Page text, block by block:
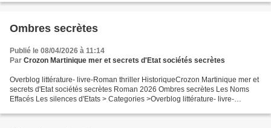
Ombres secrètes
Publié le 08/04/2026 à 11:14
Par Crozon Martinique mer et secrets d'Etat sociétés secrètes
Overblog littérature- livre-Roman thriller HistoriqueCrozon Martinique mer et
secrets d'Etat sociétés secrètes Roman 2026 Ombres secrètes Les Noms
Effacés Les silences d'Etats > Categories >Overblog littérature- livre-